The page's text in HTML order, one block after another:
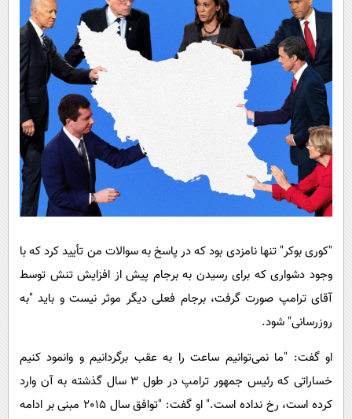
"کوری بوکر" تنها نامزدی بود که در پاسخ به سوالات من تأیید کرد که با
وجود دشواری که برای رسیدن به برجام پیش از افزایش تنش توسط
آقای ترامپ صورت گرفت، برجام فعلی دیگر موثر نیست و باید "به
روزرسانی" شود.
او گفت: "ما نمی‌توانیم ساعت را به عقب برگردانیم و وانمود کنیم
خساراتی که رئیس جمهور ترامپ در طول 3 سال گذشته به آن وارد
کرده است، رخ نداده است." او گفت: "توافق سال 2015 مبنی بر ادامه